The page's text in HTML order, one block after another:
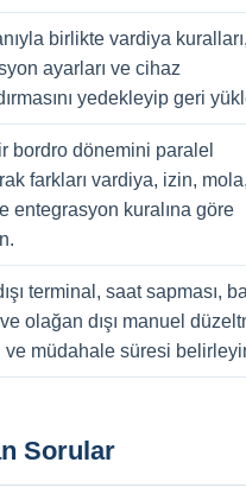
birlikte vardiya kuralları,
ayarları ve cihaz
yedekleyip geri
bordro dönemini paralel
farkları vardiya, izin,
entegrasyon kuralına göre
terminal, saat sapması,
olağan dışı manuel
ve müdahale süresi
Sorular